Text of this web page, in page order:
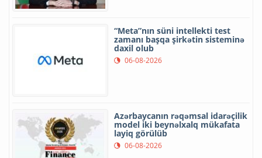
“Meta”nın süni intellekti test
zamanı başqa şirkətin sisteminə
daxil olub
06-08-2026
Azərbaycanın rəqəmsal idarəçilik
model iki beynəlxalq mükafata
layiq görülüb
06-08-2026